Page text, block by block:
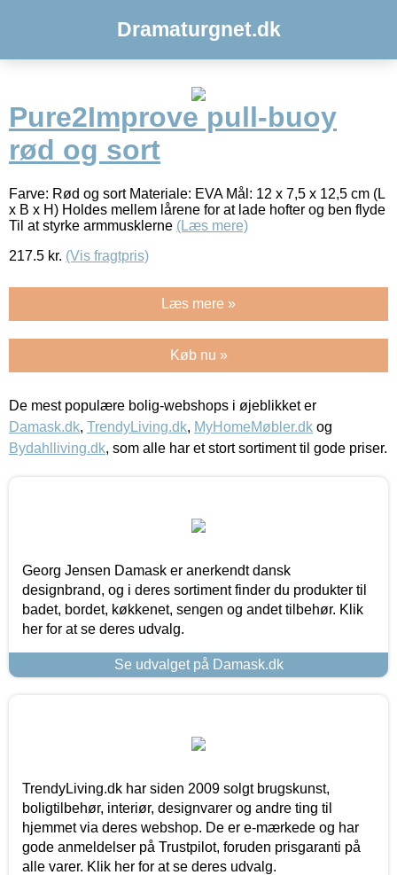
Dramaturgnet.dk
Pure2Improve pull-buoy
rød og sort
Farve: Rød og sort Materiale: EVA Mål: 12 x 7,5 x 12,5 cm (L
x B x H) Holdes mellem lårene for at lade hofter og ben flyde
Til at styrke armmusklerne (Læs mere)
217.5 kr. (Vis fragtpris)
Læs mere »
Køb nu »
De mest populære bolig-webshops i øjeblikket er
Damask.dk, TrendyLiving.dk, MyHomeMøbler.dk og
Bydahlliving.dk, som alle har et stort sortiment til gode priser.
Georg Jensen Damask er anerkendt dansk
designbrand, og i deres sortiment finder du produkter til
badet, bordet, køkkenet, sengen og andet tilbehør. Klik
her for at se deres udvalg.
Se udvalget på Damask.dk
TrendyLiving.dk har siden 2009 solgt brugskunst,
boligtilbehør, interiør, designvarer og andre ting til
hjemmet via deres webshop. De er e-mærkede og har
gode anmeldelser på Trustpilot, foruden prisgaranti på
alle varer. Klik her for at se deres udvalg.